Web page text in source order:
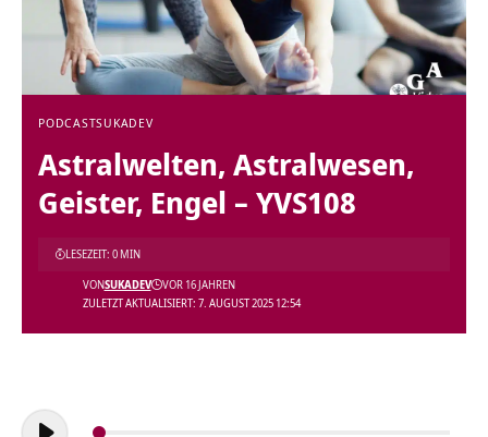
PODCASTSUKADEV
Astralwelten, Astralwesen,
Geister, Engel – YVS108
ZULETZT AKTUALISIERT: 7. AUGUST 2025 12:54
VONSUKADEV VOR 16 JAHREN
LESEZEIT: 0 MIN
Audio-